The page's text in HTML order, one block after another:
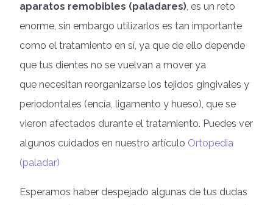
aparatos remobibles (paladares), es un reto
enorme, sin embargo utilizarlos es tan importante
como el tratamiento en sí, ya que de ello depende
que tus dientes no se vuelvan a mover ya
que necesitan reorganizarse los tejidos gingivales y
periodontales (encía, ligamento y hueso), que se
vieron afectados durante el tratamiento. Puedes ver
algunos cuidados en nuestro artículo Ortopedia
(paladar)
Esperamos haber despejado algunas de tus dudas